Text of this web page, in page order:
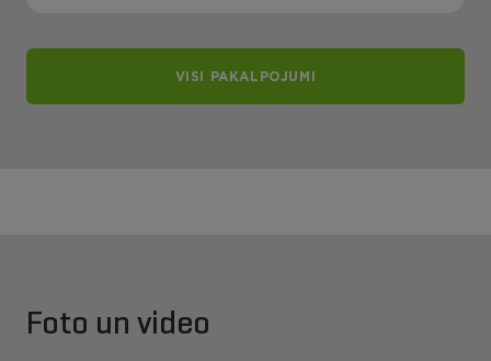
VISI PAKALPOJUMI
Foto un video